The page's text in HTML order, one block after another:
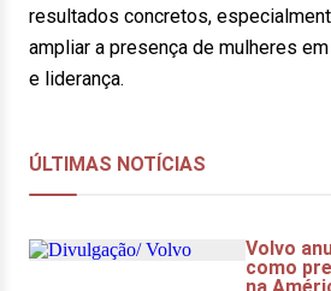
resultados concretos,
ampliar a presença de mulheres
e liderança.